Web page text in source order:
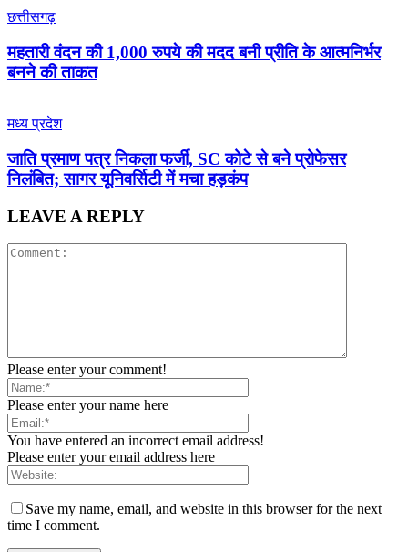
छत्तीसगढ़
महतारी वंदन की 1,000 रुपये की मदद बनी प्रीति के आत्मनिर्भर
बनने की ताकत
मध्य प्रदेश
जाति प्रमाण पत्र निकला फर्जी, SC कोटे से बने प्रोफेसर
निलंबित; सागर यूनिवर्सिटी में मचा हड़कंप
LEAVE A REPLY
Please enter your comment!
Please enter your name here
You have entered an incorrect email address!
Please enter your email address here
Save my name, email, and website in this browser for the next
time I comment.